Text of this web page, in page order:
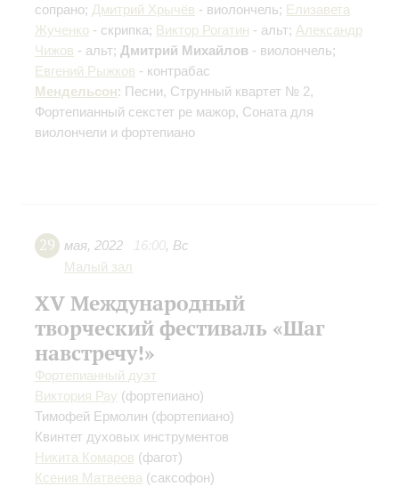
сопрано; Дмитрий Хрычёв - виолончель; Елизавета
Жученко - скрипка; Виктор Рогатин - альт; Александр
Чижов - альт; Дмитрий Михайлов - виолончель;
Евгений Рыжков - контрабас
Мендельсон: Песни, Струнный квартет № 2,
Фортепианный секстет ре мажор, Соната для
виолончели и фортепиано
29 мая, 2022 16:00, Вс
Малый зал
XV Международный
творческий фестиваль «Шаг
навстречу!»
Фортепианный дуэт
Виктория Рау (фортепиано)
Тимофей Ермолин (фортепиано)
Квинтет духовых инструментов
Никита Комаров (фагот)
Ксения Матвеева (саксофон)